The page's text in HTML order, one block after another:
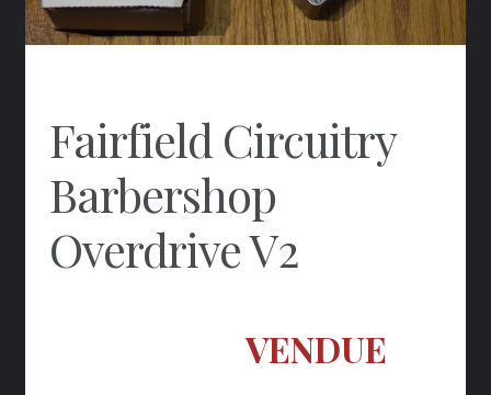
Fairfield Circuitry
Barbershop
Overdrive V2
VENDUE